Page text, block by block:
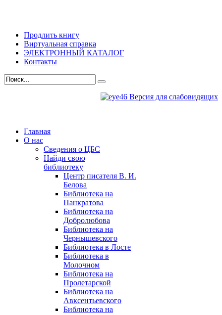
Продлить книгу
Виртуальная справка
ЭЛЕКТРОННЫЙ КАТАЛОГ
Контакты
Версия для слабовидящих
Главная
О нас
Сведения о ЦБС
Найди свою
библиотеку
Центр писателя В. И.
Белова
Библиотека на
Панкратова
Библиотека на
Добролюбова
Библиотека на
Чернышевского
Библиотека в Лосте
Библиотека в
Молочном
Библиотека на
Пролетарской
Библиотека на
Авксентьевского
Библиотека на